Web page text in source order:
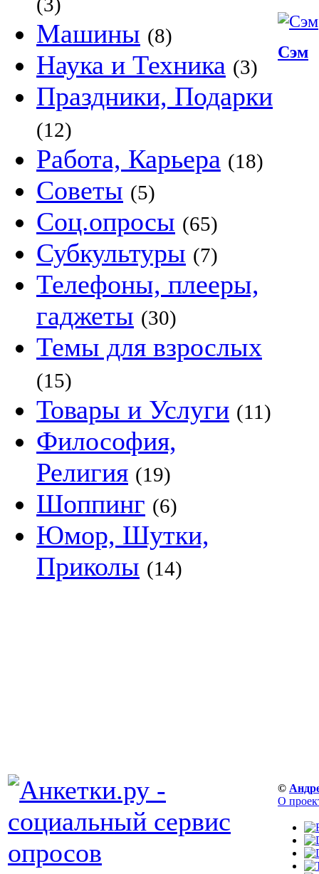
Машины (8)
Наука и Техника (3)
Праздники, Подарки
(12)
Работа, Карьера (18)
Советы (5)
Соц.опросы (65)
Субкультуры (7)
Телефоны, плееры,
гаджеты (30)
Темы для взрослых
(15)
Товары и Услуги (11)
Философия,
Религия (19)
Шоппинг (6)
Юмор, Шутки,
Приколы (14)
Сэм
©
О